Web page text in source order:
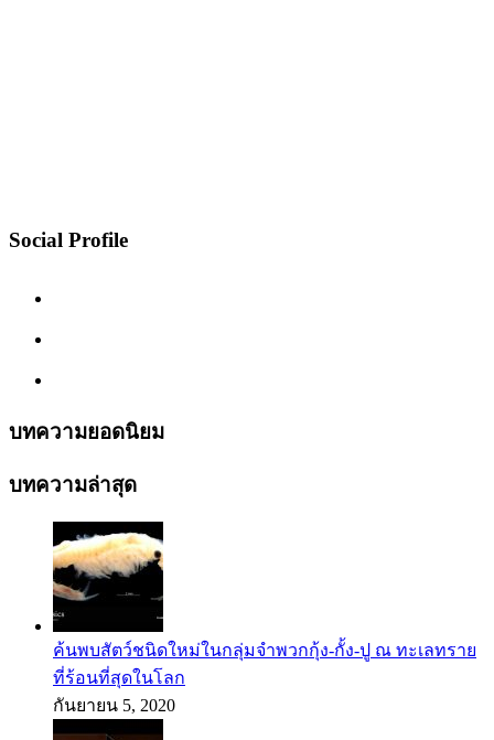
Social Profile
บทความยอดนิยม
บทความล่าสุด
ค้นพบสัตว์ชนิดใหม่ในกลุ่มจำพวกกุ้ง-กั้ง-ปู ณ ทะเลทราย
ที่ร้อนที่สุดในโลก
กันยายน 5, 2020